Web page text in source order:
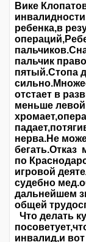
Вике
ребенка,в
пальчик
пятый.Стопа
отстает в
меньше
нерва.Не
по
игровой
судебно
дальнейшем
общей
Что делать
инвалид,и